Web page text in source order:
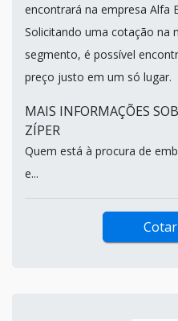
encontrará na empresa Alfa
Solicitando uma cotação na
segmento, é possível
preço justo em um só lugar.
MAIS INFORMAÇÕES
ZÍPER
Quem está à procura de
e...